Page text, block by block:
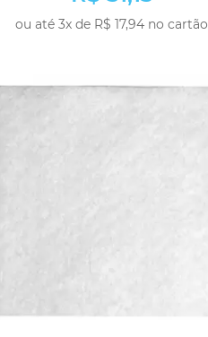
ou até 3x de R$ 17,94 no cartão